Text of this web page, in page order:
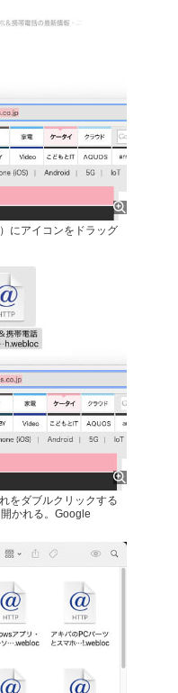
にアイコンをドラッグ
をダブルクリックする
かれる。Google